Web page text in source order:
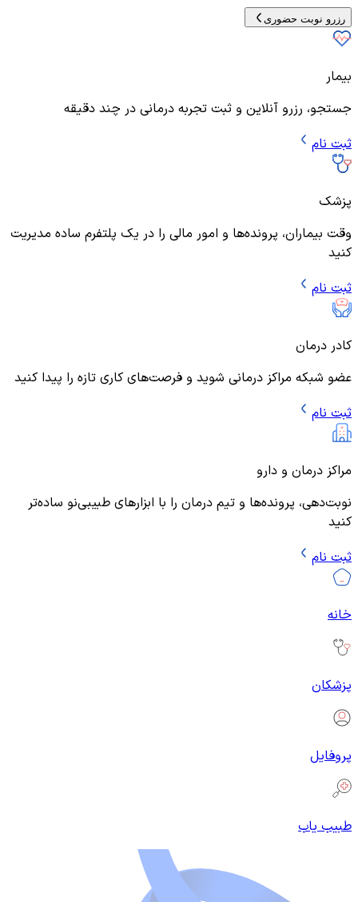
رزرو نوبت حضوری
بیمار
جستجو، رزرو آنلاین و ثبت تجربه درمانی در چند دقیقه
ثبت نام
پزشک
وقت بیماران، پرونده‌ها و امور مالی را در یک پلتفرم ساده مدیریت
کنید
ثبت نام
کادر درمان
عضو شبکه مراکز درمانی شوید و فرصت‌های کاری تازه را پیدا کنید
ثبت نام
مراکز درمان و دارو
نوبت‌دهی، پرونده‌ها و تیم درمان را با ابزارهای طبیبی‌نو ساده‌تر
کنید
ثبت نام
خانه
پزشکان
پروفایل
طبیب یاب